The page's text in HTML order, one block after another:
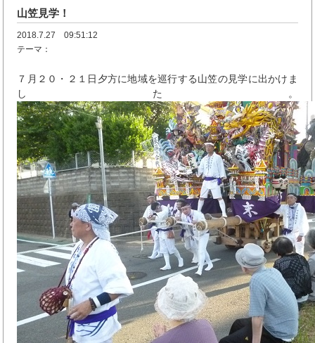
山笠見学！
2018.7.27 09:51:12
テーマ：
７月２０・２１日夕方に地域を巡行する山笠の見学に出かけま
した。